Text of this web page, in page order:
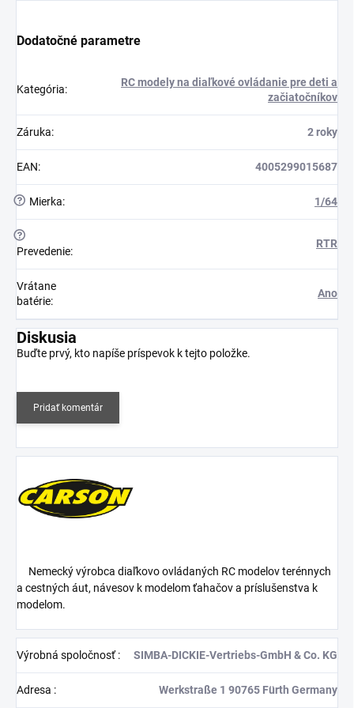
Dodatočné parametre
Kategória:
RC modely na diaľkové ovládanie pre deti a
začiatočníkov
Záruka: 2 roky
EAN: 4005299015687
? Mierka: 1/64
?
Prevedenie:
RTR
Vrátane
batérie:
Ano
Diskusia
Buďte prvý, kto napíše príspevok k tejto položke.
Pridať komentár
Nemecký výrobca diaľkovo ovládaných RC modelov terénnych
a cestných áut, návesov k modelom ťahačov a príslušenstva k
modelom.
Výrobná spoločnosť: SIMBA-DICKIE-Vertriebs-GmbH & Co. KG
Adresa : Werkstraße 1 90765 Fürth Germany